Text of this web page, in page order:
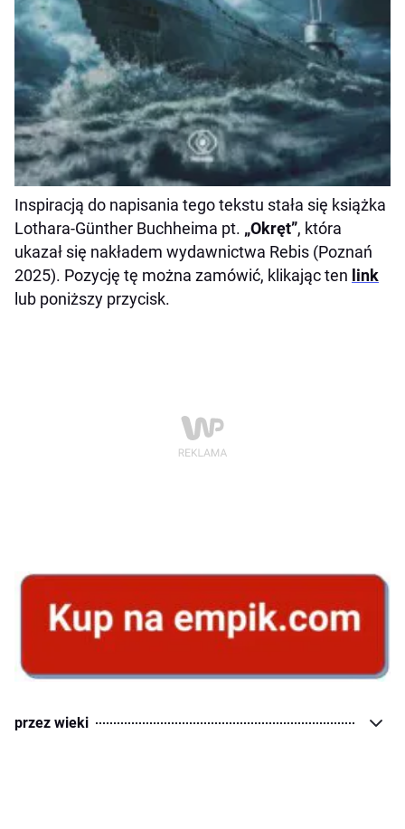
Inspiracją do napisania tego tekstu stała się książka
Lothara-Günther Buchheima pt. „Okręt”, która
ukazał się nakładem wydawnictwa Rebis (Poznań
2025). Pozycję tę można zamówić, klikając ten link
lub poniższy przycisk.
przez wieki